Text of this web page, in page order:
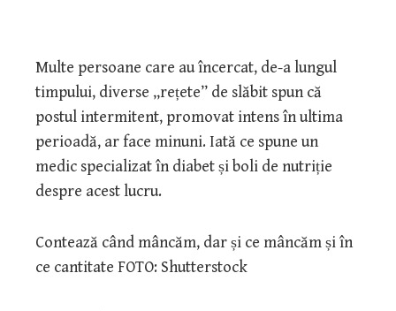
Multe persoane care au încercat, de-a lungul
timpului, diverse „rețete” de slăbit spun că
postul intermitent, promovat intens în ultima
perioadă, ar face minuni. Iată ce spune un
medic specializat în diabet și boli de nutriție
despre acest lucru.
Contează când mâncăm, dar și ce mâncăm și în
ce cantitate FOTO: Shutterstock